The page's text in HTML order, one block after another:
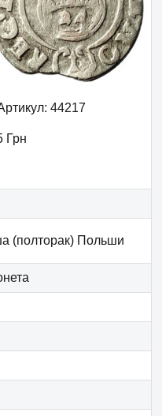
44217
Грн
(полторак) Польши